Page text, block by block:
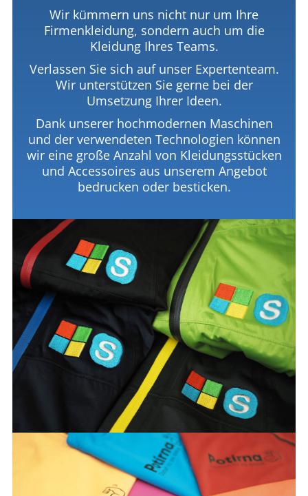
Wir kümmern uns nicht nur um Ihre
Firmenkleidung, sondern auch um die
Kleidung Ihres Teams.
Verlassen Sie sich auf unser Expertenteam.
Wir unterstützen Sie gerne bei der
Umsetzung Ihrer Ideen.
Dank unserer hochmodernen Maschinen
und der verwendeten Technologien können
wir eine große Anzahl von Kleidungsstücken
und Accessoires aus unserem Angebot
bedrucken oder besticken.